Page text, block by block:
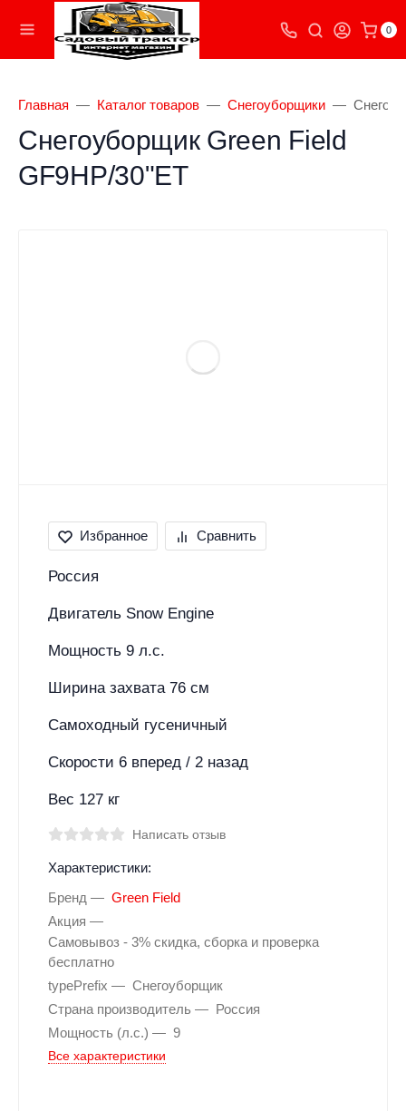
0
Главная Каталог товаров Снегоуборщики
Снегоуборщик Green Field
GF9HP/30"ET
Избранное Сравнить
Россия
Двигатель Snow Engine
Мощность 9 л.с.
Ширина захвата 76 см
Самоходный гусеничный
Скорости 6 вперед / 2 назад
Вес 127 кг
Написать отзыв
Характеристики:
Бренд
Green Field
Акция
Самовывоз - 3% скидка, сборка и проверка
бесплатно
typePrefix
Снегоуборщик
Страна производитель
Россия
Мощность (л.с.)
9
Все характеристики